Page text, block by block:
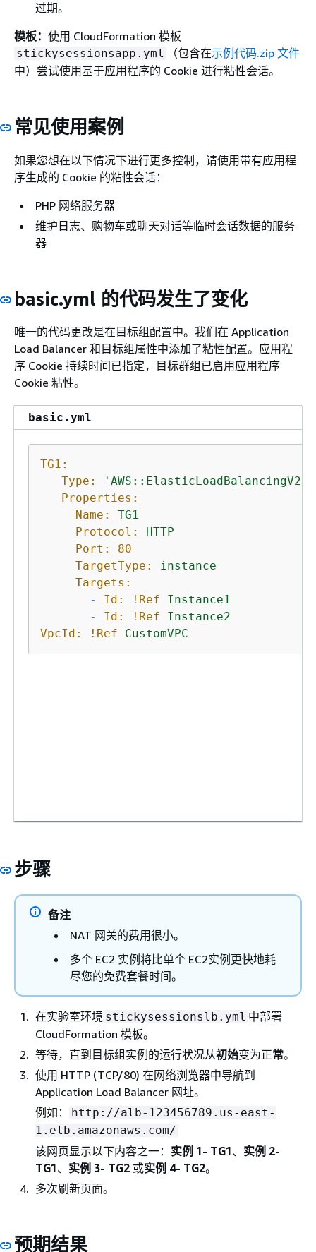
过期。
模板： 使用 CloudFormation 模板
stickysessionsapp.yml （包含在示例代码.zip 文件
中）尝试使用基于应用程序的 Cookie 进行粘性会话。
常见使用案例
如果您想在以下情况下进行更多控制，请使用带有应用程
序生成的 Cookie 的粘性会话：
PHP 网络服务器
维护日志、购物车或聊天对话等临时会话数据的服务
器
basic.yml 的代码发生了变化
唯一的代码更改是在目标组配置中。我们在 Application
Load Balancer 和目标组属性中添加了粘性配置。应用程
序 Cookie 持续时间已指定，目标群组已启用应用程序
Cookie 粘性。
basic.yml
TG1:
Type:
Properties:
Name:
TG1
Protocol:
HTTP
Port:
80
TargetType:
instance
Targets:
-
Id: !Ref
Instance1
-
Id: !Ref
Instance2
VpcId:
!Ref CustomVPC
步骤
备注
NAT 网关的费用很小。
多个 EC2 实例将比单个 EC2实例更快地耗
尽您的免费套餐时间。
在实验室环境 stickysessionslb.yml 中部署
CloudFormation 模板。
等待，直到目标组实例的运行状况从初始变为正常。
使用 HTTP (TCP/80) 在网络浏览器中导航到
Application Load Balancer 网址。
例如：
http://alb-123456789.us-east-
1.elb.amazonaws.com/
该网页显示以下内容之一： 实例 1- TG1、 实例 2-
TG1、 实例 3- TG2 或实例 4- TG2。
多次刷新页面。
预期结果